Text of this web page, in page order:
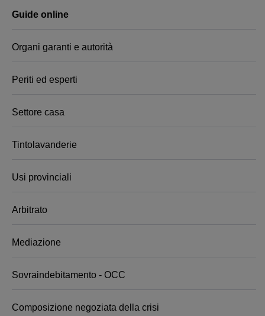
Guide online
Organi garanti e autorità
Periti ed esperti
Settore casa
Tintolavanderie
Usi provinciali
Arbitrato
Mediazione
Sovraindebitamento - OCC
Composizione negoziata della crisi